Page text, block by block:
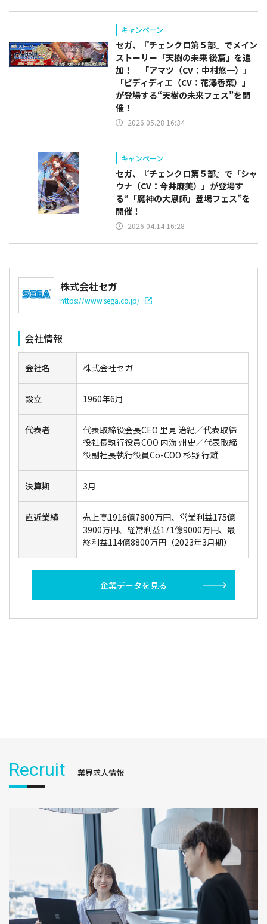
キャンペーン
セガ、『チェンクロ第５部』でメイン
ストーリー「天樹の未来 後篇」を追
加！ 「アマツ（CV：中村悠一）」
「ビディディエ（CV：花澤香菜）」
が登場する“天樹の未来フェス”を開
催！
2026.05.28 16:34
キャンペーン
セガ、『チェンクロ第５部』で「シャ
ウナ（CV：今井麻美）」が登場す
る“「魔神の大恩師」登場フェス”を
開催！
2026.04.14 16:28
株式会社セガ
https://www.sega.co.jp/
会社情報
会社名 株式会社セガ
設立 1960年6月
代表者
代表取締役会長CEO 里見 治紀／代表取締
役社長執行役員COO 内海 州史／代表取締
役副社長執行役員Co-COO 杉野 行雄
決算期 3月
直近業績
売上高1916億7800万円、営業利益175億
3900万円、経常利益171億9000万円、最
終利益114億8800万円（2023年3月期）
企業データを見る
Recruit 業界求人情報